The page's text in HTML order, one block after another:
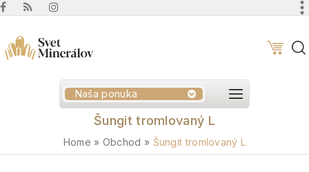
Naša ponuka
Šungit tromlovaný L
Home » Obchod » Šungit tromlovaný L